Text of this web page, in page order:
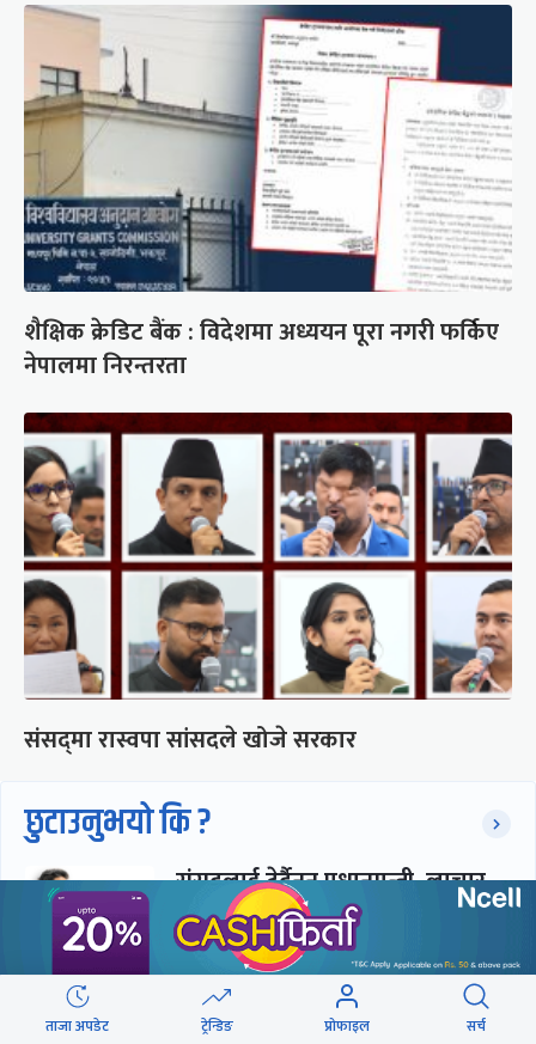
शैक्षिक क्रेडिट बैंक : विदेशमा अध्ययन पूरा नगरी फर्किए
नेपालमा निरन्तरता
संसद्‍मा रास्वपा सांसदले खोजे सरकार
छुटाउनुभयो कि ?
संसद्लाई टेर्दैनन् प्रधानमन्त्री, लाचार
छन् सभामुख
‘अस्थायी प्रकृतिको अध्यादेशले ऐनको
ताजा अपडेट ट्रेन्डिङ प्रोफाइल सर्च